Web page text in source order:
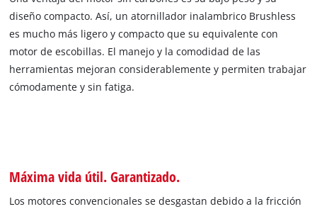
diseño compacto. Así, un atornillador inalambrico Brushless
es mucho más ligero y compacto que su equivalente con
motor de escobillas. El manejo y la comodidad de las
herramientas mejoran considerablemente y permiten trabajar
cómodamente y sin fatiga.
Máxima vida útil. Garantizado.
Los motores convencionales se desgastan debido a la fricción